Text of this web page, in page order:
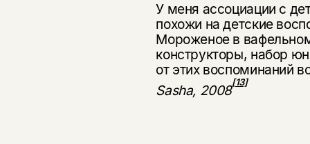
У меня ассоциации с
похожи на детские
Мо­роженое в
конструкторы, набор
от этих воспоминаний
Sasha, 2008[13]